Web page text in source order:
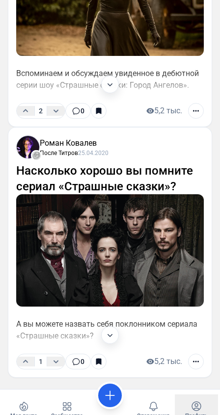
Вспоминаем и обсуждаем увиденное в дебютной
серии шоу «Страшные сказки: Город Ангелов».
2 0 5,2 тыс.
Роман Ковалев
После Титров25.04.2020
Насколько хорошо вы помните
сериал «Страшные сказки»?
А вы можете назвать себя поклонником сериала
«Страшные сказки»?
1 0 5,2 тыс.